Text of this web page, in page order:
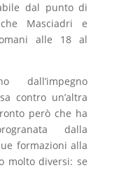
dal punto di
Masciadri e
alle 18 al
contro un’altra
però che ha
dalla
formazioni alla
molto diversi: se